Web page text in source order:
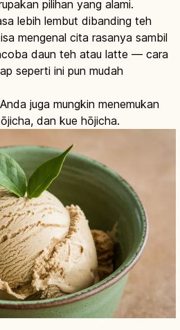
pilihan yang alami.
lebih lembut dibanding teh
mengenal cita rasanya sambil
daun teh atau latte — cara
seperti ini pun mudah
juga mungkin menemukan
dan kue hōjicha.